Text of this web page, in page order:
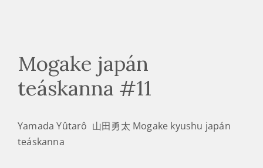
Mogake japán
teáskanna #11
Yamada Yûtarô 山田勇太 Mogake kyushu japán
teáskanna